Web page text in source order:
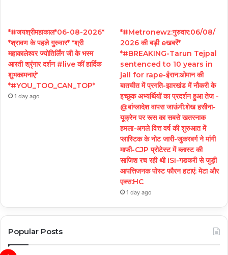
*#जयश्रीमहाकाल*06-08-2026*
*श्रावण के पहले गुरुवार* *श्री
महाकालेश्वर ज्योतिर्लिंग जी के भस्म
आरती श्रृंगार दर्शन #live कीं हार्दिक
शुभकामनाएं*
*#YOU_TOO_CAN_TOP*
1 day ago
*#Metronewz:गुरुवार:06/08/
2026 की बड़ी eखबरें*
*#BREAKING-Tarun Tejpal
sentenced to 10 years in
jail for rape-ईरान:ओमान की
बातचीत में प्रगति-झारखंड में नौकरी के
इच्छुक अभ्यर्थियों का प्रदर्शन हुआ तेज -
@बांग्लादेश वापस जाऊंगी:शेख हसीना-
यूक्रेन पर रूस का सबसे खतरनाक
हमला-अगले वित्त वर्ष की शुरुआत में
प्लास्टिक के नोट जारी-जुकरबर्ग ने मांगी
माफी-CJP प्रोटेस्ट में ब्लास्ट की
साजिश रच रही थी ISI-गडकरी से जुड़ी
आपत्तिजनक पोस्ट फौरन हटाएं: मेटा और
एक्स:HC
1 day ago
Popular Posts